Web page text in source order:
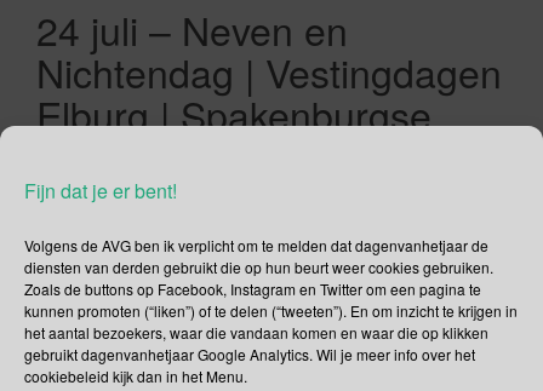
Fijn dat je er bent!
Volgens de AVG ben ik verplicht om te melden dat dagenvanhetjaar de
diensten van derden gebruikt die op hun beurt weer cookies gebruiken.
Zoals de buttons op Facebook, Instagram en Twitter om een pagina te
kunnen promoten (“liken”) of te delen (“tweeten”). En om inzicht te krijgen in
het aantal bezoekers, waar die vandaan komen en waar die op klikken
gebruikt dagenvanhetjaar Google Analytics. Wil je meer info over het
cookiebeleid kijk dan in het Menu.
24 juli – Neven en
Nichtendag | Vestingdagen
Elburg | Spakenburgse
24/07/2019
Nationale Neven en Nichtendag Vroegûh zag ik mijn neefjes
en nichtjes regelmatig, was het niet bij de opa’s en oma’s
dan wel tijdens de talrijke verjaardagen in de familie en
natuurlijk op 1 januari en andere al dan niet verplichtte
feestdagen. Nu zie ik mijn neven en nichten sporadisch, en